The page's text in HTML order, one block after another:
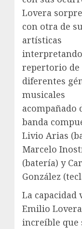
Lovera
con otra de
artísticas
repertorio de
diferentes
musicales
acompañado
banda
Livio Arias
Marcelo
(batería) y
González
La capacidad
Emilio
increíble que